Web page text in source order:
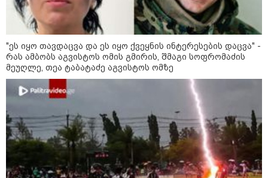
"ეს იყო თავდაცვა და ეს იყო
ქვეყნის ინტერესების დაცვა" - რას
ამბობს აგვისტოს ომის გმირის,
შმაგი სოფრომაძის მეუღლე, თეა
ტაბატაძე აგვისტოს ომზე
24 წლის ფეხბურთელს თამაშის
დროს ელვამ დაარტყა -
ტრაგიკული მომენტის ამსახველი
კადრები ტაილანდიდან მედიაში
ვრცელდება
"ეს იყო თავდაცვა და ეს იყო ქვეყნის ინტერესების დაცვა" -
რას ამბობს აგვისტოს ომის გმირის, შმაგი სოფრომაძის
მეუღლე, თეა ტაბატაძე აგვისტოს ომზე